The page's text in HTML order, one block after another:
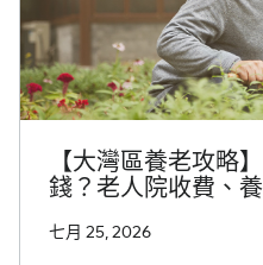
【大灣區養老攻略
錢？老人院收費、
七月 25, 2026